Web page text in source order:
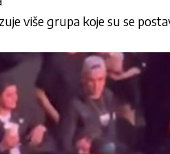
više grupa koje su se